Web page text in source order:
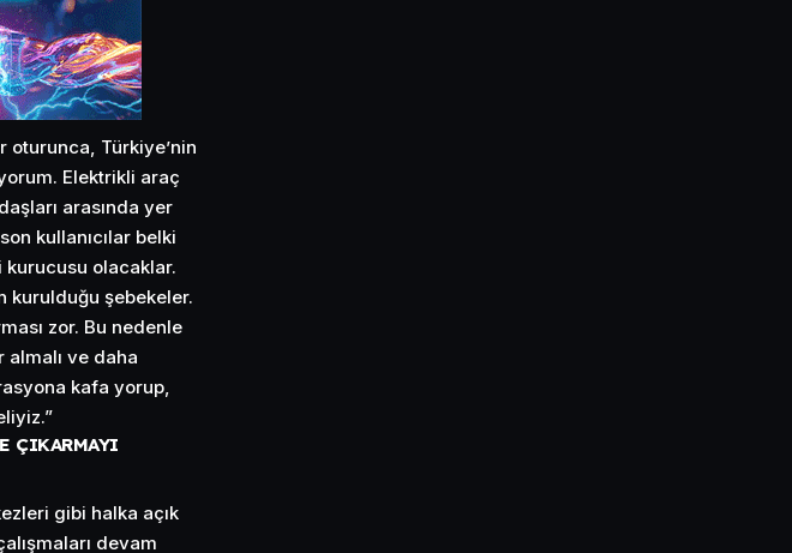
oturunca, Türkiye’nin
Elektrikli araç
arasında yer
kullanıcılar belki
kurucusu olacaklar.
kurulduğu şebekeler.
zor. Bu nedenle
ve daha
kafa yorup,
ÇIKARMAYI
gibi halka açık
devam